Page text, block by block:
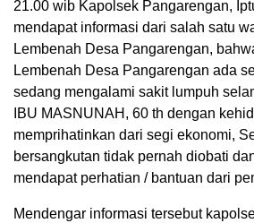
21.00 wib Kapolsek Pangarengan,
mendapat informasi dari salah satu
Lembenah Desa Pangarengan,
Lembenah Desa Pangarengan ada
sedang mengalami sakit lumpuh
IBU MASNUNAH, 60 th dengan
memprihatinkan dari segi ekonomi,
bersangkutan tidak pernah diobati
mendapat perhatian / bantuan dari
Mendengar informasi tersebut